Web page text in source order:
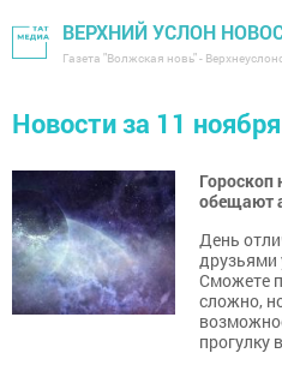
ВЕРХНИЙ УСЛОН
Газета "Волжская новь" -
Новости за 11
Гороскоп
обещают
День
друзьями
Сможете
сложно,
прогулку